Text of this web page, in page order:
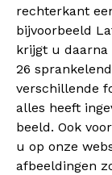
rechterkant
bijvoorbeeld
krijgt u
26
verschillende
alles heeft
beeld. Ook
u op onze
afbeeldingen